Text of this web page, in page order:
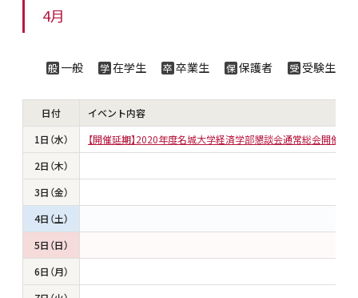
4月
般 一般 学 在学生 卒 卒業生 保 保護者 受 受験生
日付
イベント内容
1日（水）
【開催延期】2020年度名城大学経済学部懇談会通常総会開催延
2日（木）
3日（金）
4日（土）
5日（日）
6日（月）